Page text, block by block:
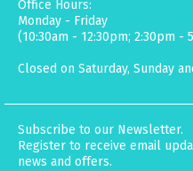
Office Hours:
Monday - Friday
(10:30am - 12:30pm; 2:30pm -
Closed on Saturday, Sunday
Subscribe to our Newsletter.
Register to receive email
news and offers.